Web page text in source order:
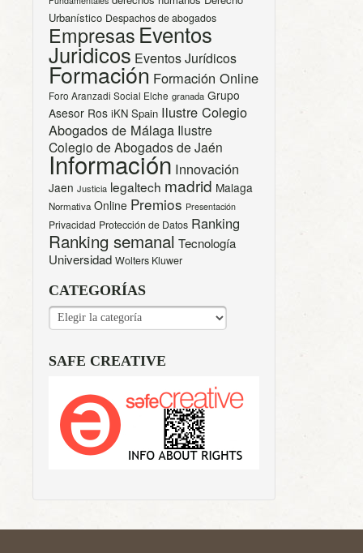
Urbanístico Despachos de abogados
Empresas Eventos
Juridicos Eventos Jurídicos
Formación Formación Online
Foro Aranzadi Social Elche granada Grupo
Asesor Ros iKN Spain Ilustre Colegio
Abogados de Málaga Ilustre
Colegio de Abogados de Jaén
Información Innovación
Jaen Justicia legaltech madrid Malaga
Normativa Online Premios Presentación
Privacidad Protección de Datos Ranking
Ranking semanal Tecnología
Universidad Wolters Kluwer
CATEGORÍAS
CATEGORÍAS
SAFE CREATIVE